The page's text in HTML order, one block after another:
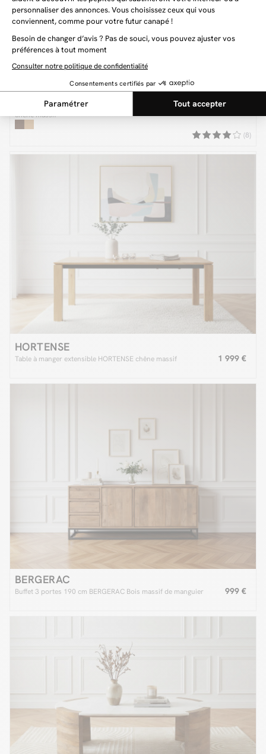
SORMIOU
Table à manger extensible D.130 à D.180 cm SORMIOU placage
chêne massif
899 €
(8)
HORTENSE
Table à manger extensible HORTENSE chêne massif 1 999 €
BERGERAC
Buffet 3 portes 190 cm BERGERAC Bois massif de manguier 999 €